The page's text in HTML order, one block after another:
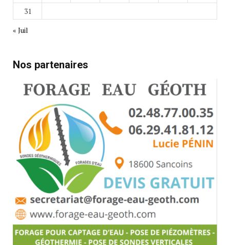
31
« Juil
Nos partenaires